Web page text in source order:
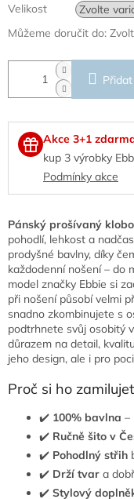
Velikost
Můžeme doručit do:
Akce 3+1
kup 3 výrobky
Podmínky akce
Pánský prošívaný
pohodlí, lehkost a
prodyšné bavlny, díky
každodenní nošení – do
model značky Ebbie si
při nošení působí velmi
snadno zkombinujete s
podtrhnete svůj osobitý
důrazem na detail,
jeho design, ale i pro
Proč si ho
✔️ 100% bavlna –
✔️ Ručně šito v
✔️ Pohodlný střih
✔️ Drží tvar a
✔️ Stylový